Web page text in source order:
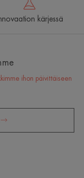
kärjessä
ihon päivittäiseen